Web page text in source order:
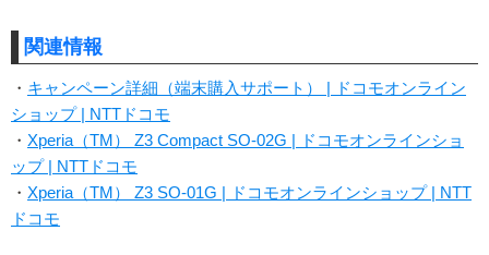
関連情報
・ キャンペーン詳細（端末購入サポート） | ドコモオンライン
ショップ | NTTドコモ
・ Xperia（TM） Z3 Compact SO-02G | ドコモオンラインショ
ップ | NTTドコモ
・ Xperia（TM） Z3 SO-01G | ドコモオンラインショップ | NTT
ドコモ